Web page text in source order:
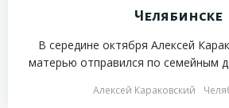
Челябинске
В середине октября Алексей
матерью отправился по семейным
Алексей Караковский